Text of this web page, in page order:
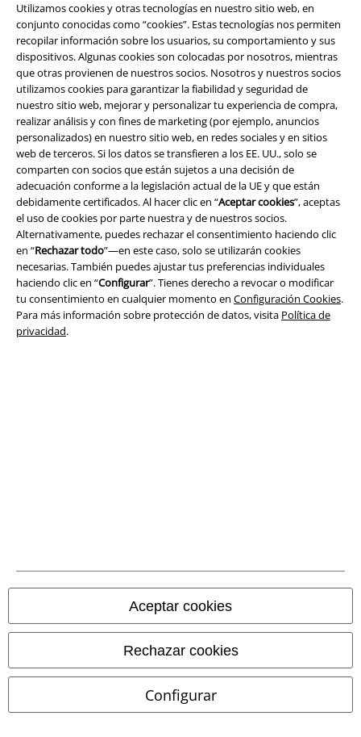
Utilizamos cookies y otras tecnologías en nuestro sitio web, en
conjunto conocidas como “cookies”. Estas tecnologías nos permiten
recopilar información sobre los usuarios, su comportamiento y sus
dispositivos. Algunas cookies son colocadas por nosotros, mientras
que otras provienen de nuestros socios. Nosotros y nuestros socios
utilizamos cookies para garantizar la fiabilidad y seguridad de
nuestro sitio web, mejorar y personalizar tu experiencia de compra,
realizar análisis y con fines de marketing (por ejemplo, anuncios
personalizados) en nuestro sitio web, en redes sociales y en sitios
web de terceros. Si los datos se transfieren a los EE. UU., solo se
comparten con socios que están sujetos a una decisión de
adecuación conforme a la legislación actual de la UE y que están
debidamente certificados. Al hacer clic en “Aceptar cookies”, aceptas
el uso de cookies por parte nuestra y de nuestros socios.
Alternativamente, puedes rechazar el consentimiento haciendo clic
en “Rechazar todo”—en este caso, solo se utilizarán cookies
necesarias. También puedes ajustar tus preferencias individuales
haciendo clic en “Configurar”. Tienes derecho a revocar o modificar
tu consentimiento en cualquier momento en Configuración Cookies.
Para más información sobre protección de datos, visita Política de
privacidad.
Aceptar cookies
Rechazar cookies
Configurar
EMP Eventos
Programa de Afiliados
Sostenibilidad
Comunidad
Envío
CORREOS RECOGIDA
CORREOS ENTREGA